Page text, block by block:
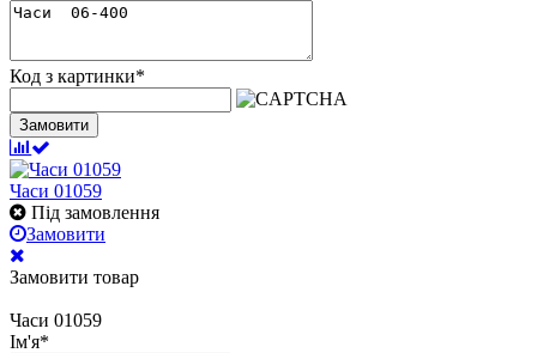
Код з картинки*
Замовити
Часи 01059
Під замовлення
Замовити
Замовити товар
Часи 01059
Ім'я*